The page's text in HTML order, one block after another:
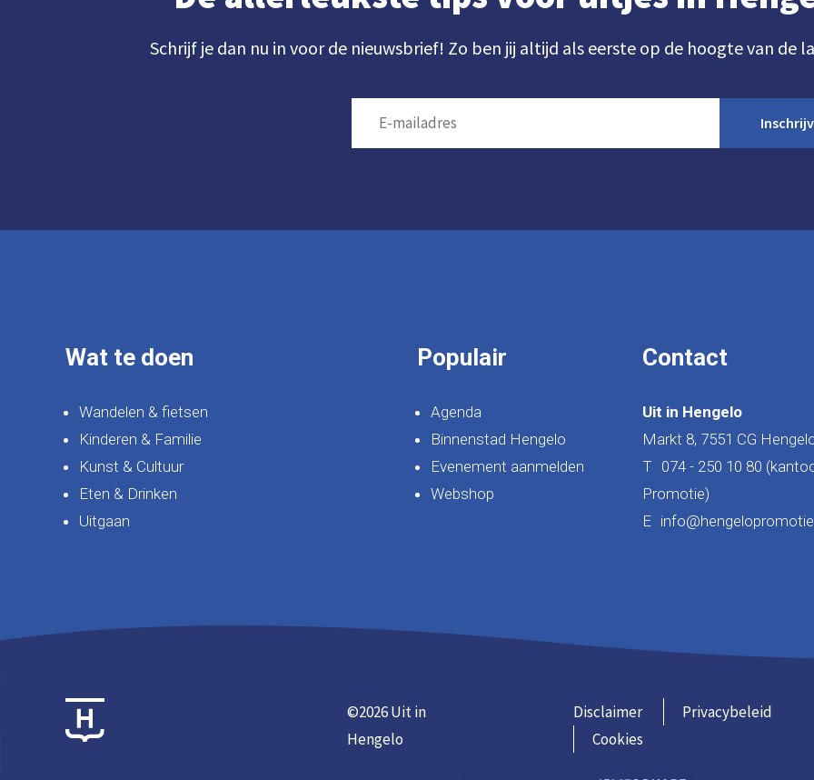
Schrijf je dan nu in voor de nieuwsbrief! Zo ben jij altijd als eerste op de hoogte van de
Wat te doen
Wandelen & fietsen
Kinderen & Familie
Kunst & Cultuur
Eten & Drinken
Uitgaan
Populair
Agenda
Binnenstad Hengelo
Evenement aanmelden
Webshop
Contact
Uit in Hengelo
Markt 8, 7551 CG
T 074 - 250 10 80
Promotie)
E
©2026 Uit in
Hengelo
Disclaimer
Privacybeleid
Cookies